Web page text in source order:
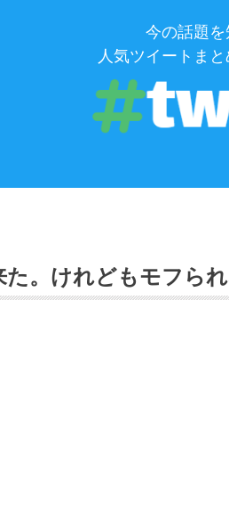
今の話題
人気ツイートま
た。けれどもモフら